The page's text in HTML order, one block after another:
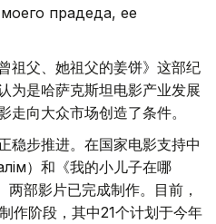
прадеда, ее
祖父、她祖父的姜饼》这部纪
为是哈萨克斯坦电影产业发展
走向大众市场创造了条件。
稳步推进。在国家电影支持中
）和《我的小儿子在哪
部影片已完成制作。目前，
作阶段，其中21个计划于今年